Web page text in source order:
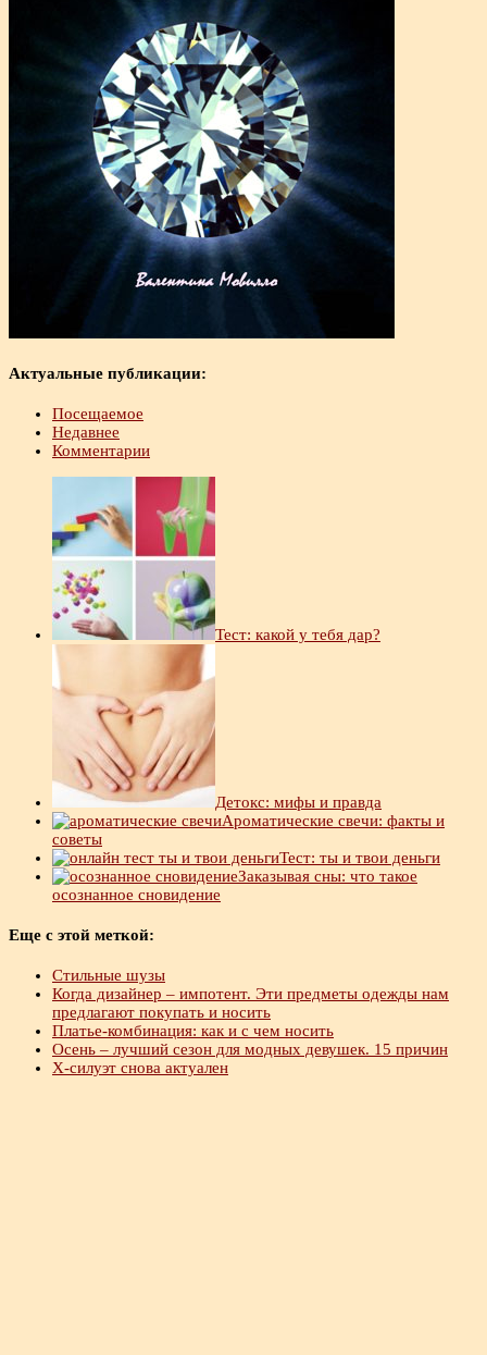
Актуальные публикации:
Посещаемое
Недавнее
Комментарии
Тест: какой у тебя дар?
Детокс: мифы и правда
Ароматические свечи: факты и
советы
Тест: ты и твои деньги
Заказывая сны: что такое
осознанное сновидение
Еще с этой меткой:
Стильные шузы
Когда дизайнер – импотент. Эти предметы одежды нам
предлагают покупать и носить
Платье-комбинация: как и с чем носить
Осень – лучший сезон для модных девушек. 15 причин
Х-силуэт снова актуален